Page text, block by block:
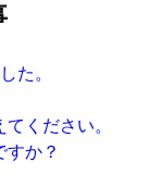
た。
ください。
か？